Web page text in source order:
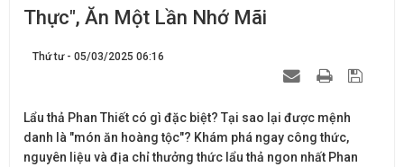
Thực", Ăn Một Lần Nhớ Mãi
Thứ tư - 05/03/2025 06:16
Lẩu thả Phan Thiết có gì đặc biệt? Tại sao lại được mệnh
danh là "món ăn hoàng tộc"? Khám phá ngay công thức,
nguyên liệu và địa chỉ thưởng thức lẩu thả ngon nhất Phan